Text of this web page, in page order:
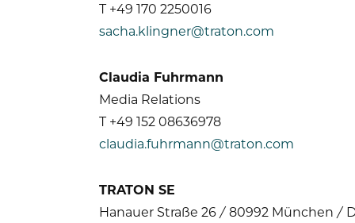
T +49 170 2250016
sacha.klingner@traton.com
Claudia Fuhrmann
Media Relations
T +49 152 08636978
claudia.fuhrmann@traton.com
TRATON SE
Hanauer Straße 26 / 80992 München /